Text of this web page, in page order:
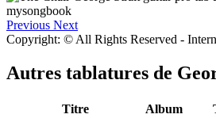
Previous Next
Copyright: © All Rights Reserved -
Autres tablatures de
Titre Album